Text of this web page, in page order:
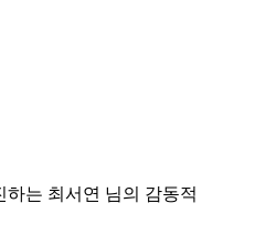
는 최서연 님의 감동적